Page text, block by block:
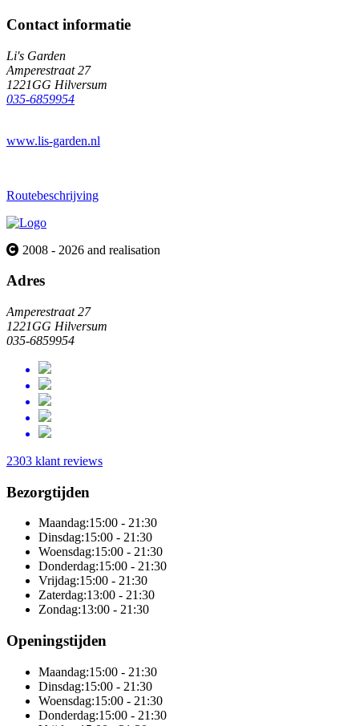
Contact informatie
Li's Garden
Amperestraat 27
1221GG Hilversum
035-6859954
www.lis-garden.nl
Routebeschrijving
2008 - 2026 and realisation
Adres
Amperestraat 27
1221GG Hilversum
035-6859954
2303 klant reviews
Bezorgtijden
Maandag:15:00 - 21:30
Dinsdag:15:00 - 21:30
Woensdag:15:00 - 21:30
Donderdag:15:00 - 21:30
Vrijdag:15:00 - 21:30
Zaterdag:13:00 - 21:30
Zondag:13:00 - 21:30
Openingstijden
Maandag:15:00 - 21:30
Dinsdag:15:00 - 21:30
Woensdag:15:00 - 21:30
Donderdag:15:00 - 21:30